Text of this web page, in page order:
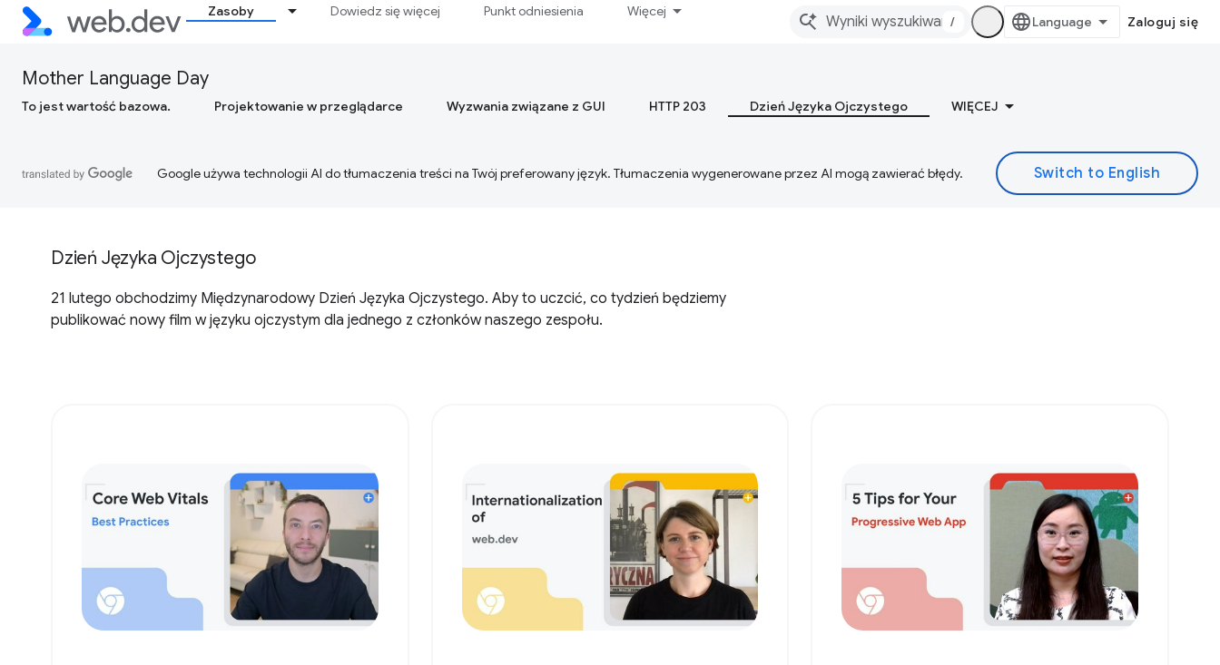
Zasoby Dowiedz się więcej Punkt odniesienia Więcej
/ Zaloguj się
Mother Language Day
To jest wartość bazowa. Projektowanie w przeglądarce Wyzwania związane z GUI HTTP 203 Dzień Języka Ojczystego WIĘCEJ
Google używa technologii AI do tłumaczenia treści na Twój preferowany język. Tłumaczenia wygenerowane przez AI mogą zawierać błędy.
Dzień Języka Ojczystego
21 lutego obchodzimy Międzynarodowy Dzień Języka Ojczystego. Aby to uczcić, co tydzień będziemy
publikować nowy film w języku ojczystym dla jednego z członków naszego zespołu.